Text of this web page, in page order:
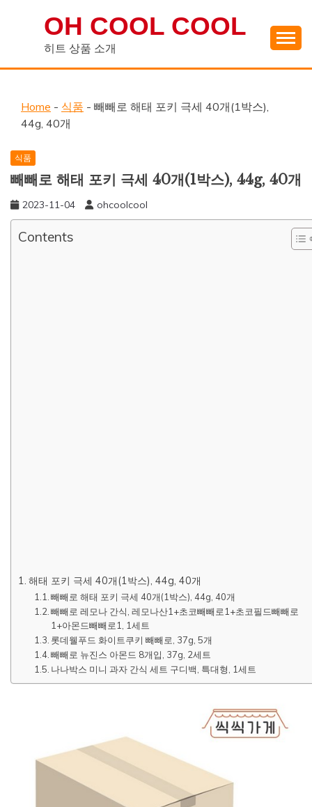
OH COOL COOL
히트 상품 소개
Home - 식품 - 빼빼로 해태 포키 극세 40개(1박스),
44g, 40개
식품
빼빼로 해태 포키 극세 40개(1박스), 44g, 40개
2023-11-04 ohcoolcool
Contents
해태 포키 극세 40개(1박스), 44g, 40개
빼빼로 해태 포키 극세 40개(1박스), 44g, 40개
빼빼로 레모나 간식, 레모나산1+초코빼빼로1+초코필드빼빼로
1+아몬드빼빼로1, 1세트
롯데웰푸드 화이트쿠키 빼빼로, 37g, 5개
빼빼로 뉴진스 아몬드 8개입, 37g, 2세트
나나박스 미니 과자 간식 세트 구디백, 특대형, 1세트